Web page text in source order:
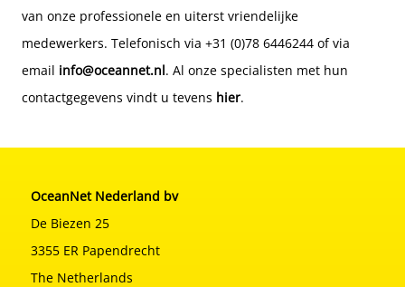
van onze professionele en uiterst vriendelijke
medewerkers. Telefonisch via +31 (0)78 6446244 of via
email info@oceannet.nl. Al onze specialisten met hun
contactgegevens vindt u tevens hier.
OceanNet Nederland bv
De Biezen 25
3355 ER Papendrecht
The Netherlands